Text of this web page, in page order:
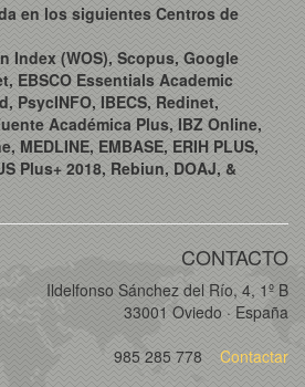
en los siguientes Centros de
Index (WOS), Scopus, Google
EBSCO Essentials Academic
PsycINFO, IBECS, Redinet,
Académica Plus, IBZ Online,
MEDLINE, EMBASE, ERIH PLUS,
Plus+ 2018, Rebiun, DOAJ, &
CONTACTO
Ildelfonso Sánchez del Río, 4, 1º B
33001 Oviedo · España
985 285 778
Contactar